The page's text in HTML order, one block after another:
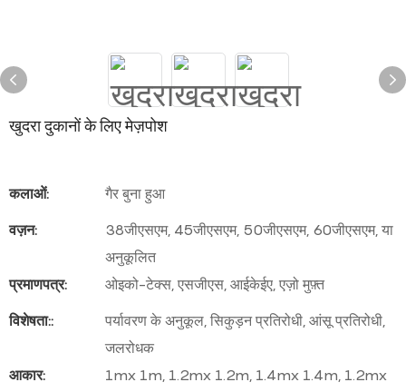
खुदरा दुकानों के लिए मेज़पोश
कलाओं:
गैर बुना हुआ
वज़न:
38जीएसएम, 45जीएसएम, 50जीएसएम, 60जीएसएम, या
अनुकूलित
प्रमाणपत्र:
ओइको-टेक्स, एसजीएस, आईकेईए, एज़ो मुफ़्त
विशेषता::
पर्यावरण के अनुकूल, सिकुड़न प्रतिरोधी, आंसू प्रतिरोधी,
जलरोधक
आकार:
1mx 1m, 1.2mx 1.2m, 1.4mx 1.4m, 1.2mx